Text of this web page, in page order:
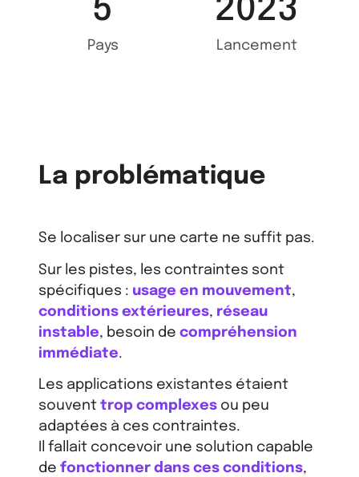
5
Pays
2023
Lancement
La problématique
Se localiser sur une carte ne suffit pas.
Sur les pistes, les contraintes sont
spécifiques : usage en mouvement,
conditions extérieures, réseau
instable, besoin de compréhension
immédiate.
Les applications existantes étaient
souvent trop complexes ou peu
adaptées à ces contraintes.
Il fallait concevoir une solution capable
de fonctionner dans ces conditions,